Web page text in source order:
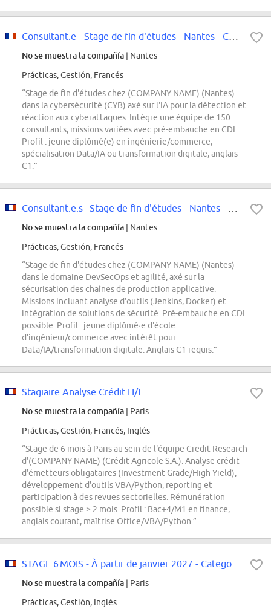
No se muestra la compañía | Nantes
Prácticas, Gestión, Francés
“Stage de fin d'études chez (COMPANY NAME) (Nantes)
dans la cybersécurité (CYB) axé sur l'IA pour la détection et
réaction aux cyberattaques. Intègre une équipe de 150
consultants, missions variées avec pré-embauche en CDI.
Profil : jeune diplômé(e) en ingénierie/commerce,
spécialisation Data/IA ou transformation digitale, anglais
C1.”
No se muestra la compañía | Nantes
Prácticas, Gestión, Francés
“Stage de fin d'études chez (COMPANY NAME) (Nantes)
dans le domaine DevSecOps et agilité, axé sur la
sécurisation des chaînes de production applicative.
Missions incluant analyse d'outils (Jenkins, Docker) et
intégration de solutions de sécurité. Pré-embauche en CDI
possible. Profil : jeune diplômé·e d'école
d'ingénieur/commerce avec intérêt pour
Data/IA/transformation digitale. Anglais C1 requis.”
Stagiaire Analyse Crédit H/F
No se muestra la compañía | Paris
Prácticas, Gestión, Francés, Inglés
“Stage de 6 mois à Paris au sein de l'équipe Credit Research
d'(COMPANY NAME) (Crédit Agricole S.A.). Analyse crédit
d'émetteurs obligataires (Investment Grade/High Yield),
développement d'outils VBA/Python, reporting et
participation à des revues sectorielles. Rémunération
possible si stage > 2 mois. Profil : Bac+4/M1 en finance,
anglais courant, maîtrise Office/VBA/Python.”
No se muestra la compañía | Paris
Prácticas, Gestión, Inglés